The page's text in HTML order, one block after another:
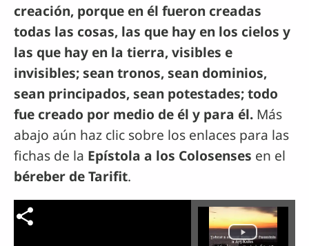
creación, porque en él fueron creadas
todas las cosas, las que hay en los cielos y
las que hay en la tierra, visibles e
invisibles; sean tronos, sean dominios,
sean principados, sean potestades; todo
fue creado por medio de él y para él. Más
abajo aún haz clic sobre los enlaces para las
fichas de la Epístola a los Colosenses en el
béreber de Tarifit.